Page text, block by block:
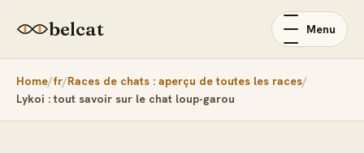
belcat Menu
Home fr Races de chats : aperçu de toutes les races
Lykoi : tout savoir sur le chat loup-garou